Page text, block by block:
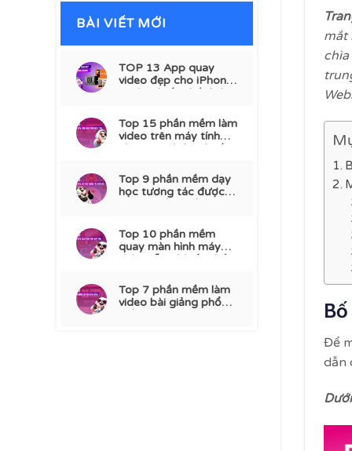
BÀI VIẾT MỚI
TOP 13 App quay
video đẹp cho iPhone,
Android tốt nhất hiện
Top 15 phần mềm làm
video trên máy tính
chuyên nghiệp và tốt
Top 9 phần mềm dạy
học tương tác được
Top 10 phần mềm
quay màn hình máy
tính miễn phí tốt nhất
Top 7 phần mềm làm
video bài giảng phổ
mắt
Để
dẫn